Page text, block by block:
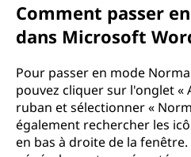
Comment passer
dans Microsoft
Pour passer en mode
pouvez cliquer sur l'onglet «
ruban et sélectionner «
également rechercher les
en bas à droite de la fenêtre.